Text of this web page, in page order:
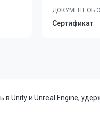
ДОКУМЕНТ ОБ
Сертификат
Unity и Unreal Engine,